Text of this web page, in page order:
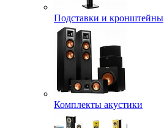
Подставки и кронштейны
Комплекты акустики